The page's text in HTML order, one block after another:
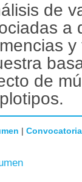
de
a
de
| Convocatoria